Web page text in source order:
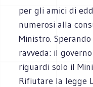
per gli amici di
numerosi alla
Ministro.
ravveda: il
riguardi solo il
Rifiutare la legge